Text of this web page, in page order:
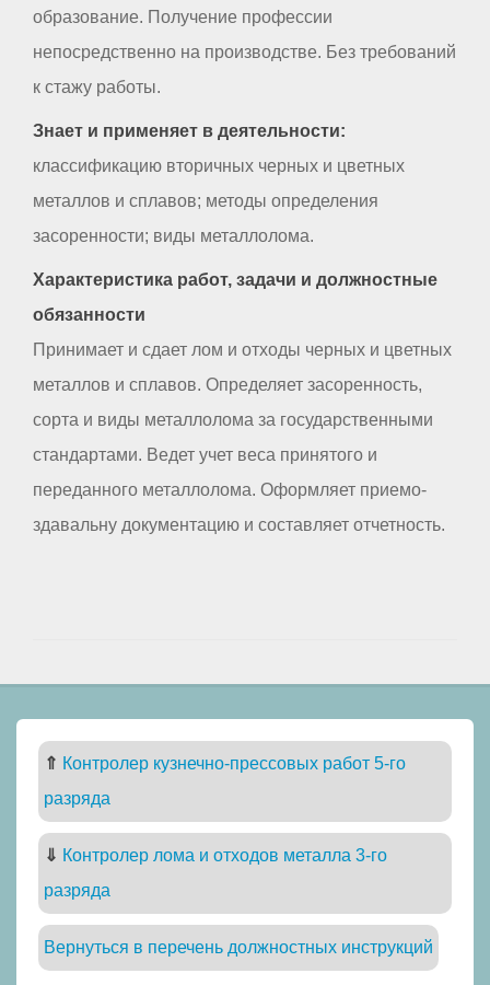
образование. Получение профессии
непосредственно на производстве. Без требований
к стажу работы.
Знает и применяет в деятельности:
классификацию вторичных черных и цветных
металлов и сплавов; методы определения
засоренности; виды металлолома.
Характеристика работ, задачи и должностные
обязанности
Принимает и сдает лом и отходы черных и цветных
металлов и сплавов. Определяет засоренность,
сорта и виды металлолома за государственными
стандартами. Ведет учет веса принятого и
переданного металлолома. Оформляет приемо-
здавальну документацию и составляет отчетность.
⇑ Контролер кузнечно-прессовых работ 5-го
разряда
⇓ Контролер лома и отходов металла 3-го
разряда
Вернуться в перечень должностных инструкций